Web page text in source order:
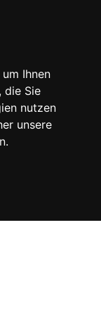
Ihnen
die Sie
nutzen
unsere